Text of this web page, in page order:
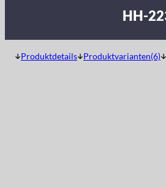
HH-
Produktdetails Produktvarianten(6)